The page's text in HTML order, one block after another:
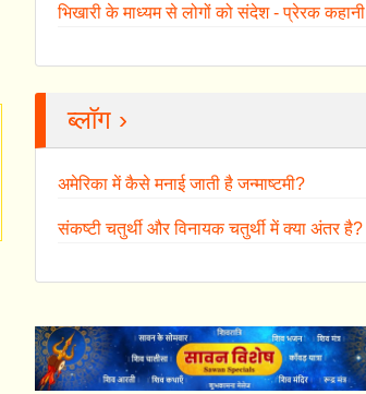
भिखारी के माध्यम से लोगों को संदेश - प्रेरक कहानी
ब्लॉग ›
अमेरिका में कैसे मनाई जाती है जन्माष्टमी?
संकष्टी चतुर्थी और विनायक चतुर्थी में क्या अंतर है?